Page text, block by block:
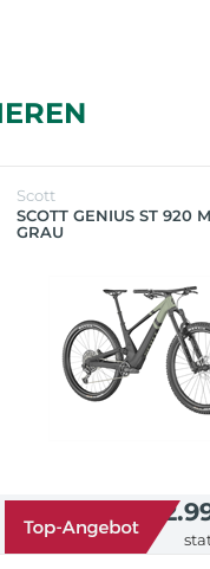
Scott
SCOTT GENIUS ST 920
GRAU